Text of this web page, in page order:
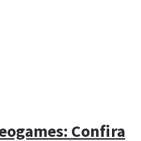
Confira